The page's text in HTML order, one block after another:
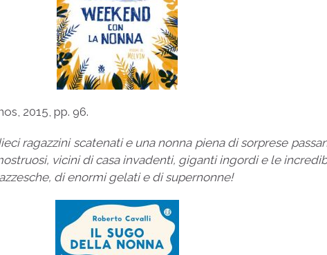
2015, pp. 96.
ragazzini scatenati e una nonna piena di sorprese
vicini di casa invadenti, giganti ingordi e le
di enormi gelati e di supernonne!